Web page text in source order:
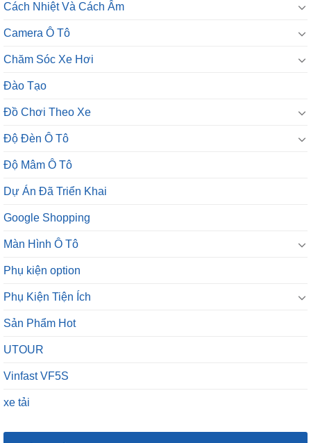
Cách Nhiệt Và Cách Âm
Camera Ô Tô
Chăm Sóc Xe Hơi
Đào Tạo
Đồ Chơi Theo Xe
Độ Đèn Ô Tô
Độ Mâm Ô Tô
Dự Án Đã Triển Khai
Google Shopping
Màn Hình Ô Tô
Phụ kiện option
Phụ Kiện Tiện Ích
Sản Phẩm Hot
UTOUR
Vinfast VF5S
xe tải